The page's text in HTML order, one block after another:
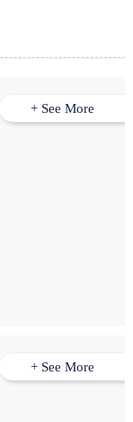
+ See More
+ See More